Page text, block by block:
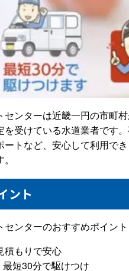
センターは近畿一円の市町
を受けている水道業者です
ートなど、安心して利用で
ント
ンターのおすすめポイント
積もりで安心
短30分で駆けつけ